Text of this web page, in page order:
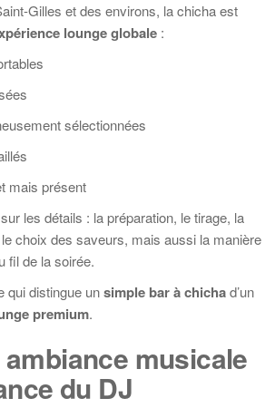
Gilles et des environs, la chicha est
lounge globale :
sélectionnées
mais présent
les détails : la préparation, le tirage, la
choix des saveurs, mais aussi la manière
fil de la soirée.
qui distingue unsimple bar à chichad’un
premium.
musicale
du DJ